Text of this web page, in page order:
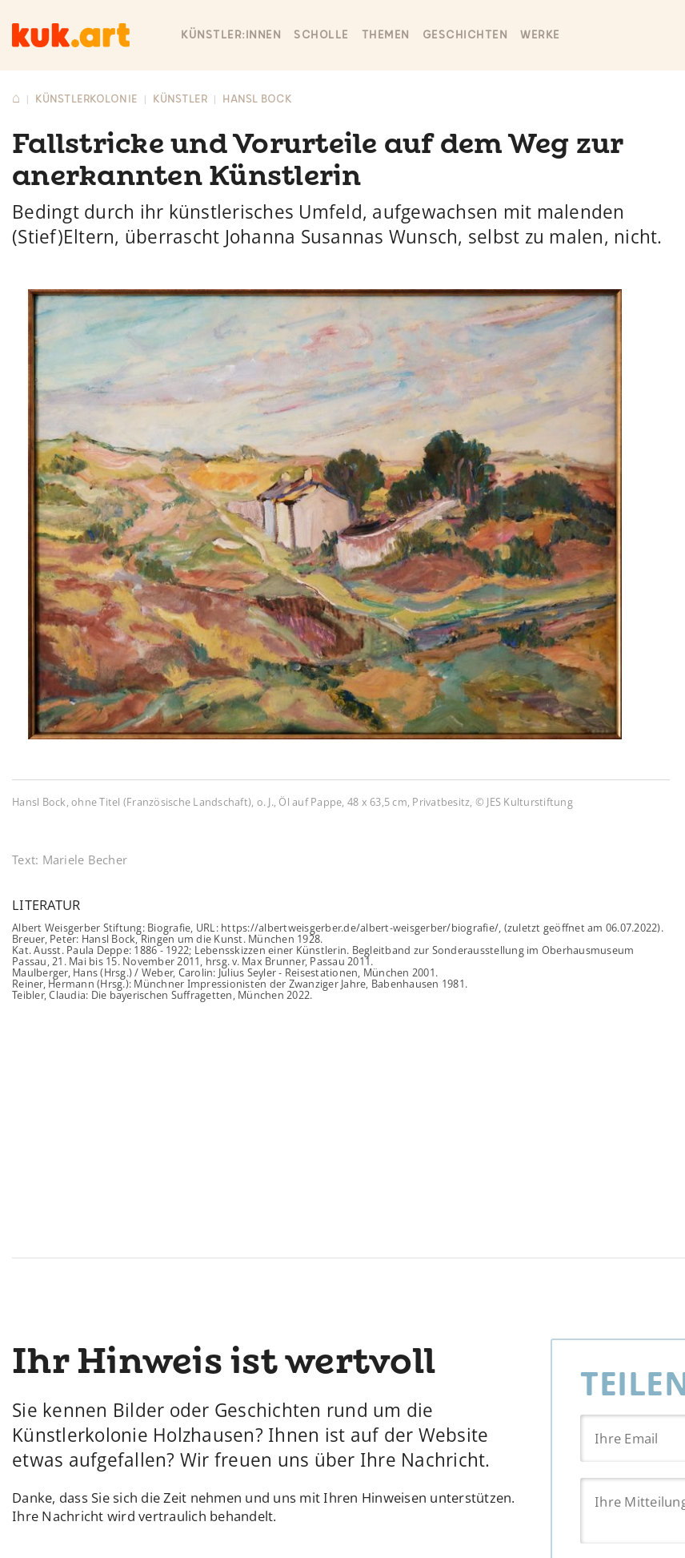
KÜNSTLER:INNEN SCHOLLE THEMEN GESCHICHTEN WERKE
⌂ | KÜNSTLERKOLONIE | KÜNSTLER | HANSL BOCK
Fallstricke und Vorurteile auf dem Weg zur
anerkannten Künstlerin
Bedingt durch ihr künstlerisches Umfeld, aufgewachsen mit malenden
(Stief)Eltern, überrascht Johanna Susannas Wunsch, selbst zu malen, nicht.
Hansl Bock, ohne Titel (Französische Landschaft), o. J., Öl auf Pappe, 48 x 63,5 cm, Privatbesitz, © JES Kulturstiftung
Text: Mariele Becher
LITERATUR
Albert Weisgerber Stiftung: Biografie, URL: https://albertweisgerber.de/albert-weisgerber/biografie/, (zuletzt geöffnet am 06.07.2022).
Breuer, Peter: Hansl Bock, Ringen um die Kunst. München 1928.
Kat. Ausst. Paula Deppe: 1886 - 1922; Lebensskizzen einer Künstlerin. Begleitband zur Sonderausstellung im Oberhausmuseum
Passau, 21. Mai bis 15. November 2011, hrsg. v. Max Brunner, Passau 2011.
Maulberger, Hans (Hrsg.) / Weber, Carolin: Julius Seyler - Reisestationen, München 2001.
Reiner, Hermann (Hrsg.): Münchner Impressionisten der Zwanziger Jahre, Babenhausen 1981.
Teibler, Claudia: Die bayerischen Suffragetten, München 2022.
Ihr Hinweis ist wertvoll
Sie kennen Bilder oder Geschichten rund um die
Künstlerkolonie Holzhausen? Ihnen ist auf der Website
etwas aufgefallen? Wir freuen uns über Ihre Nachricht.
Danke, dass Sie sich die Zeit nehmen und uns mit Ihren Hinweisen unterstützen.
Ihre Nachricht wird vertraulich behandelt.